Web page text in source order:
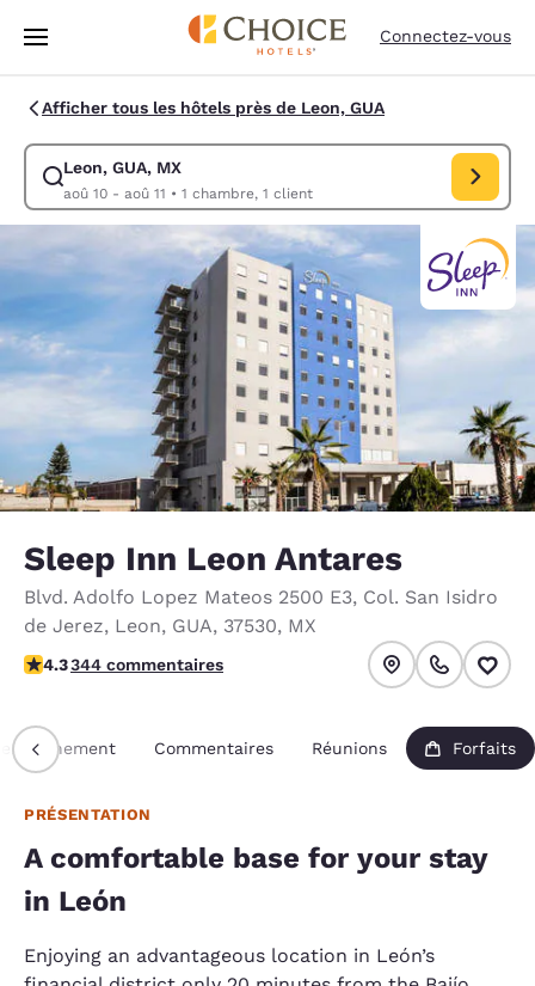
Passer à Contenu Principal
Connectez-vous
Afficher tous les hôtels près de Leon, GUA
Leon, GUA, MX
aoû 10 - aoû 11 • 1 chambre, 1 client
Modifiez la recherche pour Leon, GUA, MX. Date d’arrivée aoû 10,
Sleep Inn Leon Antares
Blvd. Adolfo Lopez Mateos 2500 E3, Col. San Isidro
de Jerez, Leon, GUA, 37530, MX
4.28 étoiles. Excellent.
4.3344 commentaires
Commentaires Réunions Forfaits
PRÉSENTATION
A comfortable base for your stay
in León
Enjoying an advantageous location in León’s